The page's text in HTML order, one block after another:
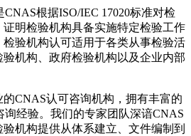
根据ISO/IEC 17020标准对检
明检验机构具备实施特定检验工作
验机构认可适用于各类从事检验活
机构、政府检验机构以及企业内部
的CNAS认可咨询机构，拥有丰富的
询经验。我们的专家团队深谙CNAS
机构提供从体系建立、文件编制到